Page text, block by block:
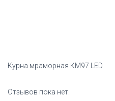
Курна мраморная КМ97 LED
Отзывов пока нет.